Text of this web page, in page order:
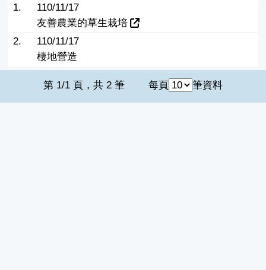
1.
110/11/17
友善農業的草生栽培
2.
110/11/17
棲地營造
第 1/1 頁，共 2 筆 每頁 筆資料